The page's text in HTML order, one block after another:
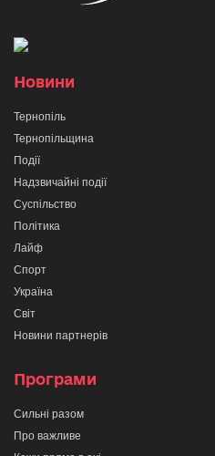
Новини
Тернопіль
Тернопільщина
Події
Надзвичайні події
Суспільство
Політика
Лайф
Спорт
Україна
Світ
Новини партнерів
Програми
Сильні разом
Про важливе